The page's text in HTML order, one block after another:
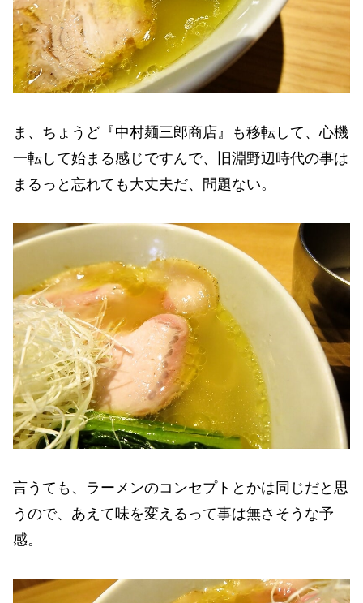
ま、ちょうど『中村麺三郎商店』も移転して、心機
一転して始まる感じですんで、旧淵野辺時代の事は
まるっと忘れても大丈夫だ、問題ない。
言うても、ラーメンのコンセプトとかは同じだと思
うので、あえて味を変えるって事は無さそうな予
感。